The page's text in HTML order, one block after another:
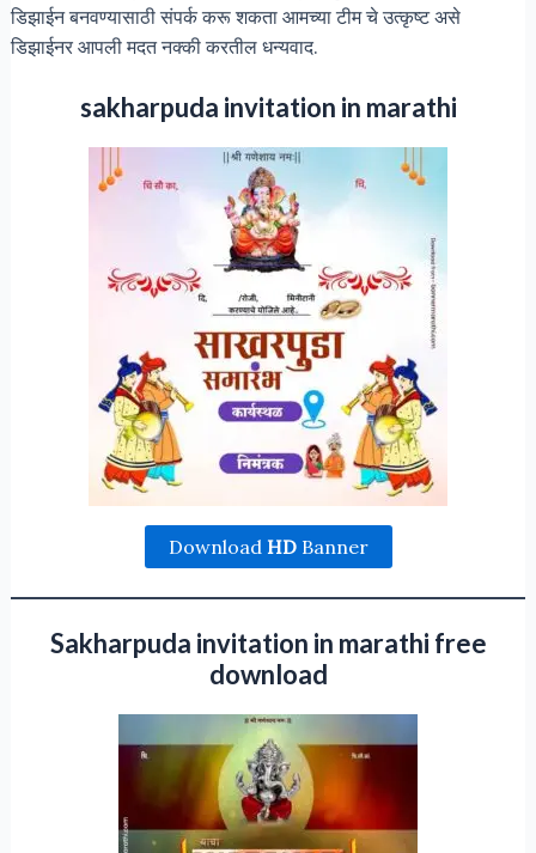
डिझाईन बनवण्यासाठी संपर्क करू शकता आमच्या टीम चे उत्कृष्ट असे
डिझाईनर आपली मदत नक्की करतील धन्यवाद.
sakharpuda invitation in marathi
Download HDBanner
Sakharpuda invitation in marathi free
download